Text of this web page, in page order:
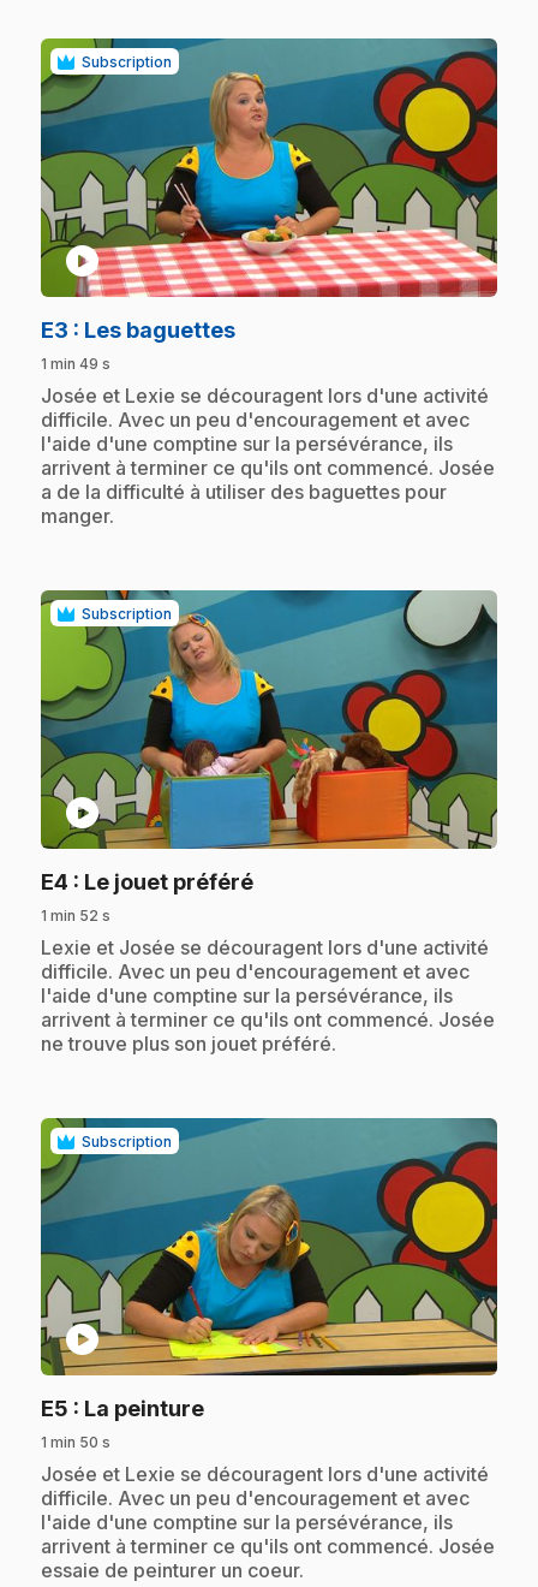
Subscription
play_circle
E3 : Les baguettes.
1 min 49 s
.Josée et Lexie se découragent lors d'une activité
difficile. Avec un peu d'encouragement et avec
l'aide d'une comptine sur la persévérance, ils
arrivent à terminer ce qu'ils ont commencé. Josée
a de la difficulté à utiliser des baguettes pour
manger.
Subscription
play_circle
E4 : Le jouet préféré.
1 min 52 s
.Lexie et Josée se découragent lors d'une activité
difficile. Avec un peu d'encouragement et avec
l'aide d'une comptine sur la persévérance, ils
arrivent à terminer ce qu'ils ont commencé. Josée
ne trouve plus son jouet préféré.
Subscription
play_circle
E5 : La peinture.
1 min 50 s
.Josée et Lexie se découragent lors d'une activité
difficile. Avec un peu d'encouragement et avec
l'aide d'une comptine sur la persévérance, ils
arrivent à terminer ce qu'ils ont commencé. Josée
essaie de peinturer un coeur.